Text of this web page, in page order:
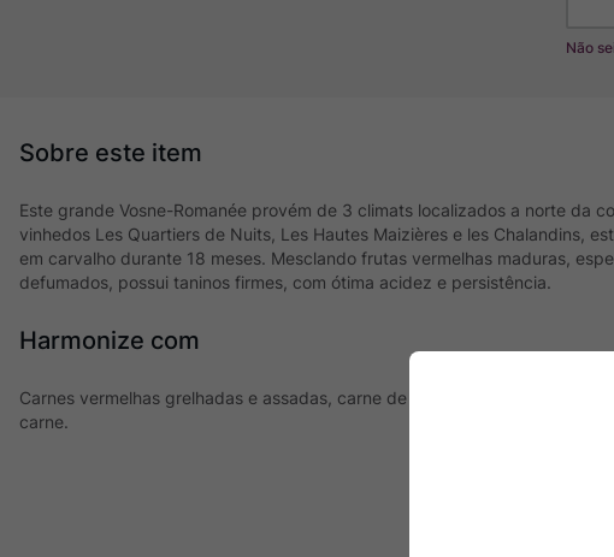
Não
Este grande Vosne-Romanée provém de 3 climats localizados a norte da
vinhedos Les Quartiers de Nuits, Les Hautes Maizières e les Chalandins,
em carvalho durante 18 meses. Mesclando frutas vermelhas maduras,
defumados, possui taninos firmes, com ótima acidez e persistência.
Harmonize com
Carnes vermelhas grelhadas e assadas, carne de pato, queijos de cabra e
carne.